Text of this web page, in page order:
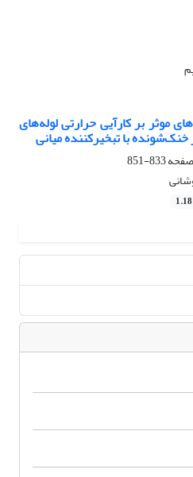
موثر بر کارآیی حرارتی لوله‌های
با تبخیرکننده میانی
833-851